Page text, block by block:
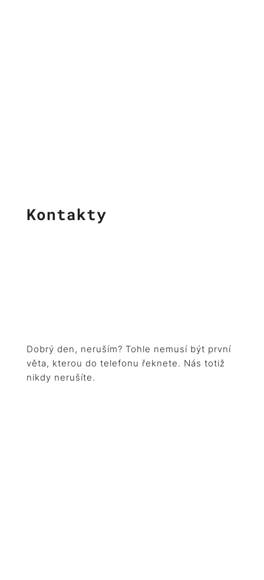
Kontakty
Dobrý den, neruším? Tohle nemusí být první
věta, kterou do telefonu řeknete. Nás totiž
nikdy nerušíte.